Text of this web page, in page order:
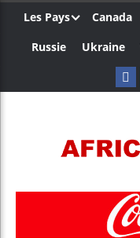
Les Pays Canada
Russie
Ukraine